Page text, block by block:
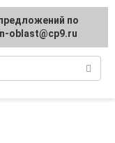
по
oblast@cp9.ru